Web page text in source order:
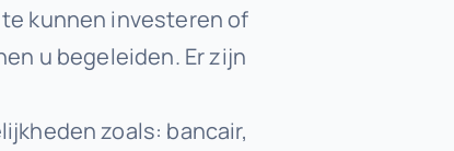
kunnen investeren of
u begeleiden. Er zijn
zoals: bancair,